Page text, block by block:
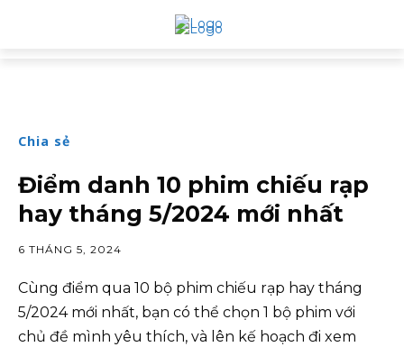
Chia sẻ
Điểm danh 10 phim chiếu rạp
hay tháng 5/2024 mới nhất
6 THÁNG 5, 2024
Cùng điểm qua 10 bộ phim chiếu rạp hay tháng
5/2024 mới nhất, bạn có thể chọn 1 bộ phim với
chủ đề mình yêu thích, và lên kế hoạch đi xem